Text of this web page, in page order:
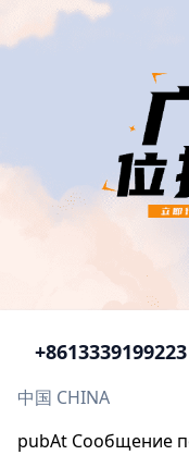
+8613339199223
中国 CHINA
pubAt Сообщение